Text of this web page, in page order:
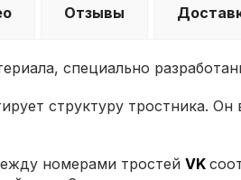
Отзывы
специально
структуру тростника.
номерами тростей VK